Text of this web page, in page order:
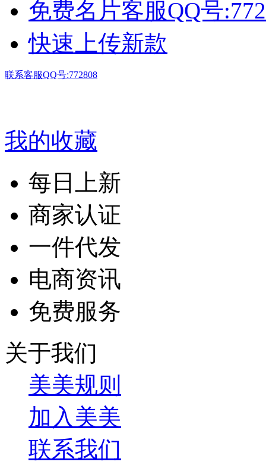
免费名片客服QQ号
快速上传新款
联系客服QQ号:772808
我的收藏
每日上新
商家认证
一件代发
电商资讯
免费服务
关于我们
美美规则
加入美美
联系我们